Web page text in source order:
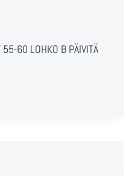
60 LOHKO B PÄIVITÄ